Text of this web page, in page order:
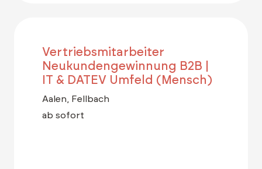
Vertriebsmitarbeiter
Neukundengewinnung B2B |
IT & DATEV Umfeld (Mensch)
Aalen, Fellbach
ab sofort